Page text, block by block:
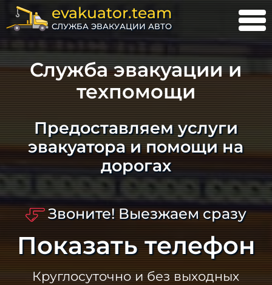
evakuator.team
СЛУЖБА ЭВАКУАЦИИ АВТО
Служба эвакуации и
техпомощи
Предоставляем услуги
эвакуатора и помощи на
дорогах
Звоните! Выезжаем сразу
Показать телефон
Круглосуточно и без выходных